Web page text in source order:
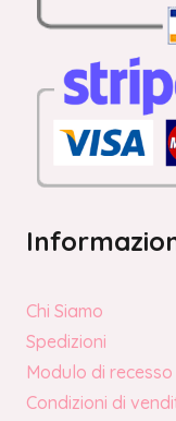
Chi Siamo
Spedizioni
Modulo di recesso
Condizioni di